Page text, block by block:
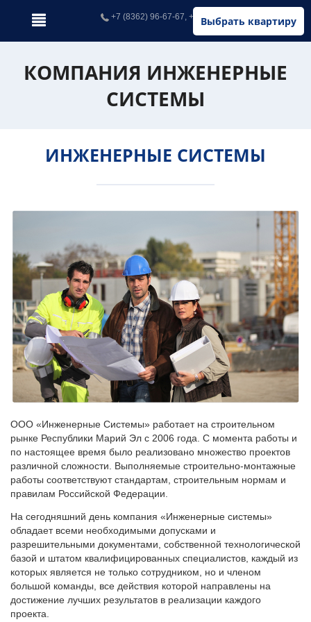
Выбрать квартиру
+7 (8362) 96-67-67, +7 (902) 326-67-67
КОМПАНИЯ ИНЖЕНЕРНЫЕ
СИСТЕМЫ
ИНЖЕНЕРНЫЕ СИСТЕМЫ
ООО «Инженерные Системы» работает на строительном
рынке Республики Марий Эл с 2006 года. С момента работы и
по настоящее время было реализовано множество проектов
различной сложности. Выполняемые строительно-монтажные
работы соответствуют стандартам, строительным нормам и
правилам Российской Федерации.
На сегодняшний день компания «Инженерные системы»
обладает всеми необходимыми допусками и
разрешительными документами, собственной технологической
базой и штатом квалифицированных специалистов, каждый из
которых является не только сотрудником, но и членом
большой команды, все действия которой направлены на
достижение лучших результатов в реализации каждого
проекта.